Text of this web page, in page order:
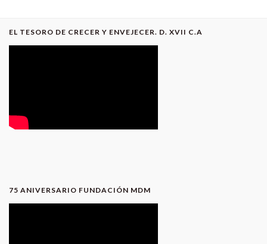
EL TESORO DE CRECER Y ENVEJECER. D. XVII C.A
75 ANIVERSARIO FUNDACIÓN MDM